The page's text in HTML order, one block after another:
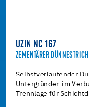
UZIN NC 167
ZEMENTÄRER DÜNNESTRICH
Selbstverlaufender
Untergründen im
Trennlage für